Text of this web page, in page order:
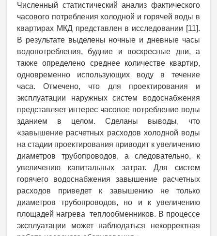
Численный статистический анализ фактического
часового потребления холодной и горячей воды в
квартирах МКД представлен в исследовании [11].
В результате выделены ночные и дневные часы
водопотребления, будние и воскресные дни, а
также определено среднее количестве квартир,
одновременно использующих воду в течение
часа. Отмечено, что для проектирования и
эксплуатации наружных систем водоснабжения
представляет интерес часовое потребление воды
зданием в целом. Сделаны выводы, что
«завышение расчетных расходов холодной воды
на стадии проектирования приводит к увеличению
диаметров трубопроводов, а следовательно, к
увеличению капитальных затрат. Для систем
горячего водоснабжения завышение расчетных
расходов приведет к завышению не только
диаметров трубопроводов, но и к увеличению
площадей нагрева теплообменников. В процессе
эксплуатации может наблюдаться некорректная